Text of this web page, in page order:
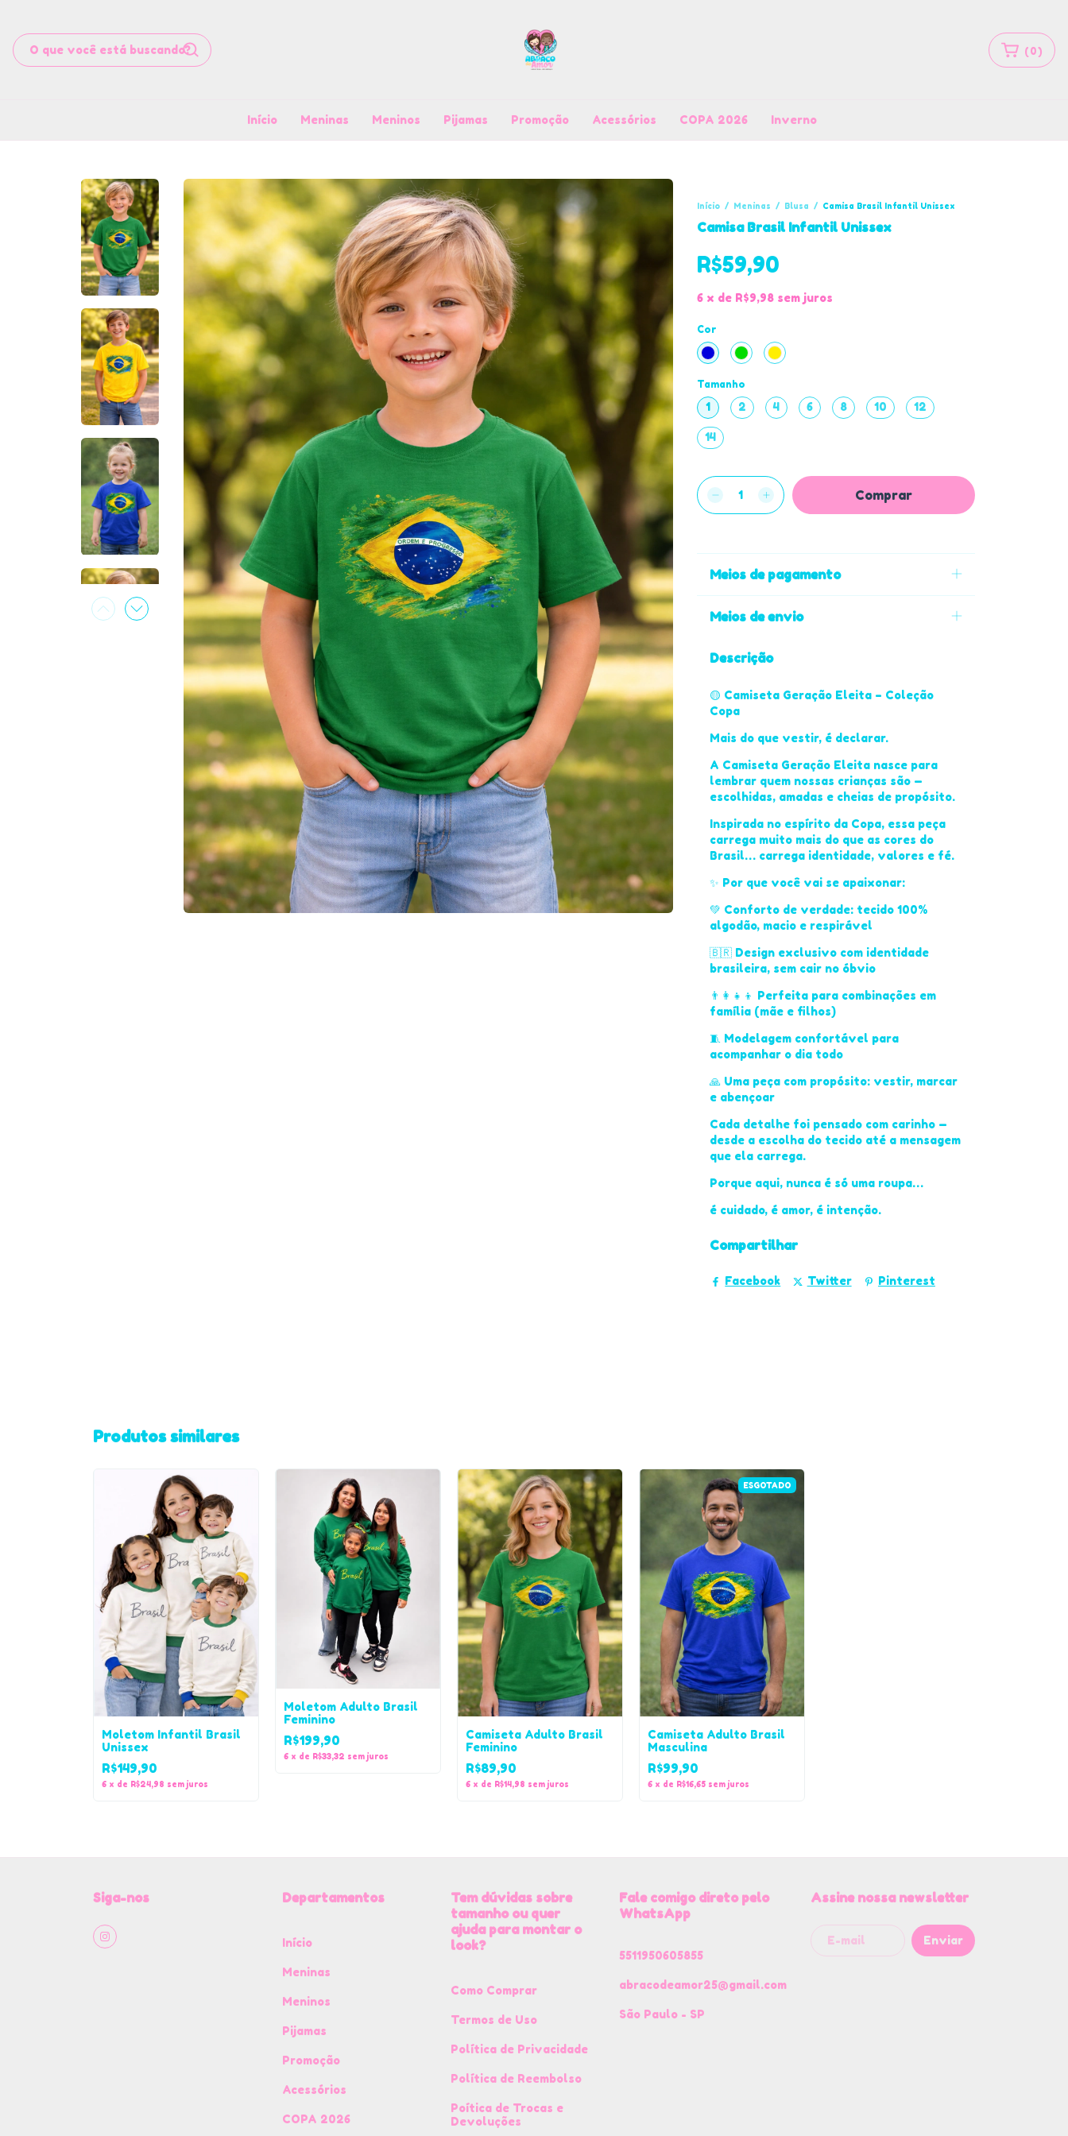
( 0)
Início Meninas Meninos Pijamas Promoção Acessórios COPA 2026 Inverno
Início / Meninas / Blusa / Camisa Brasil Infantil Unissex
Camisa Brasil Infantil Unissex
R$59,90
6 x de R$9,98 sem juros
Cor
Tamanho
1 2 4 6 8 10 12
14
Meios de pagamento
Meios de envio
Descrição
🟡 Camiseta Geração Eleita – Coleção
Copa
Mais do que vestir, é declarar.
A Camiseta Geração Eleita nasce para
lembrar quem nossas crianças são —
escolhidas, amadas e cheias de propósito.
Inspirada no espírito da Copa, essa peça
carrega muito mais do que as cores do
Brasil… carrega identidade, valores e fé.
✨ Por que você vai se apaixonar:
💚 Conforto de verdade: tecido 100%
algodão, macio e respirável
🇧🇷 Design exclusivo com identidade
brasileira, sem cair no óbvio
👨‍👩‍👧‍👦 Perfeita para combinações em
família (mãe e filhos)
🧵 Modelagem confortável para
acompanhar o dia todo
🙏 Uma peça com propósito: vestir, marcar
e abençoar
Cada detalhe foi pensado com carinho —
desde a escolha do tecido até a mensagem
que ela carrega.
Porque aqui, nunca é só uma roupa…
é cuidado, é amor, é intenção.
Compartilhar
Facebook Twitter Pinterest
Produtos similares
Moletom Infantil Brasil
Unissex
R$149,90
6 x de R$24,98 sem juros
Moletom Adulto Brasil
Feminino
R$199,90
6 x de R$33,32 sem juros
Camiseta Adulto Brasil
Feminino
R$89,90
6 x de R$14,98 sem juros
ESGOTADO
Camiseta Adulto Brasil
Masculina
R$99,90
6 x de R$16,65 sem juros
Siga-nos Departamentos
Início
Meninas
Meninos
Pijamas
Promoção
Acessórios
COPA 2026
Tem dúvidas sobre
tamanho ou quer
ajuda para montar o
look?
Como Comprar
Termos de Uso
Política de Privacidade
Política de Reembolso
Poítica de Trocas e
Devoluções
Fale comigo direto pelo
WhatsApp
5511950605855
abracodeamor25@gmail.com
São Paulo - SP
Assine nossa newsletter